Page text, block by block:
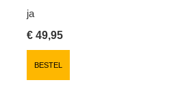
ja
€ 49,95
BESTEL